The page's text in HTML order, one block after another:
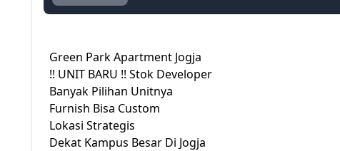
Green Park Apartment Jogja
!! UNIT BARU !! Stok Developer
Banyak Pilihan Unitnya
Furnish Bisa Custom
Lokasi Strategis
Dekat Kampus Besar Di Jogja